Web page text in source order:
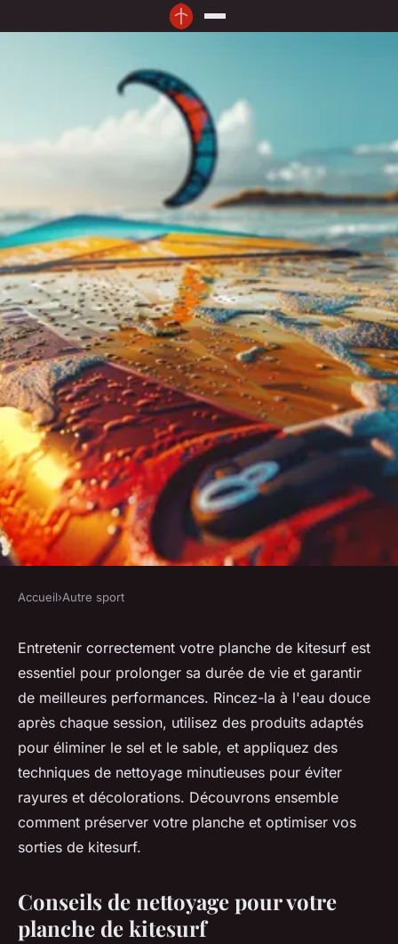
AUTRE SPORT
Planche de kitesurf : comment
l'entretenir correctement ?
Sophie •14 août 2024•3 min de lecture
Accueil›Autre sport
Entretenir correctement votre planche de kitesurf est
essentiel pour prolonger sa durée de vie et garantir
de meilleures performances. Rincez-la à l'eau douce
après chaque session, utilisez des produits adaptés
pour éliminer le sel et le sable, et appliquez des
techniques de nettoyage minutieuses pour éviter
rayures et décolorations. Découvrons ensemble
comment préserver votre planche et optimiser vos
sorties de kitesurf.
Conseils de nettoyage pour votre
planche de kitesurf